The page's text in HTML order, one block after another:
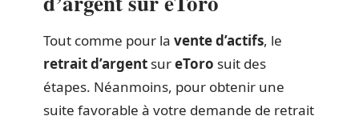
Tout comme pour la vente d’actifs, le
retrait d’argent sureToro suit des
étapes. Néanmoins, pour obtenir une
suite favorable à votre demande de retrait